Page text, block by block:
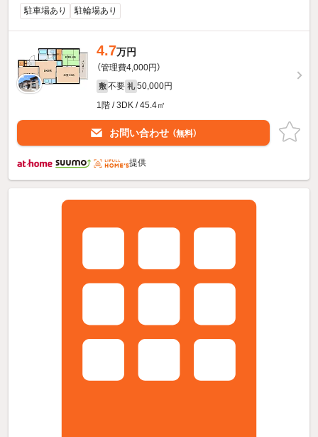
駐車場あり 駐輪場あり
4.7万円
（管理費4,000円）
敷 不要 礼 50,000円
1階 / 3DK / 45.4㎡
お問い合わせ （無料）
提供